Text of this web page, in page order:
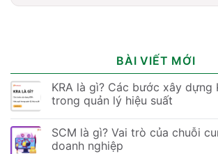
BÀI VIẾT MỚI
KRA là gì? Các bước xây dựng
trong quản lý hiệu suất
SCM là gì? Vai trò của chuỗi
doanh nghiệp